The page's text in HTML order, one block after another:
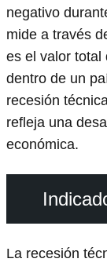
negativo
mide a través
es el valor total
dentro de un
recesión
refleja una
económica.
La recesión